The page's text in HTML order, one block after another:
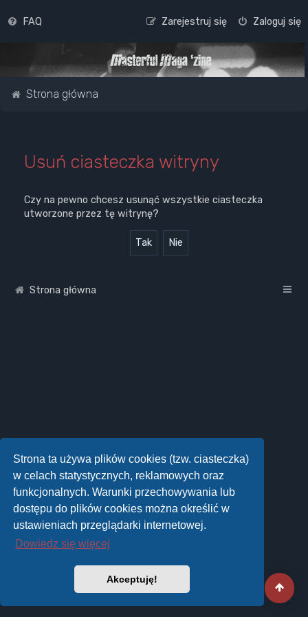
Strona ta używa plików cookies (tzw. ciasteczka)
w celach statystycznych, reklamowych oraz
funkcjonalnych. Warunki przechowywania lub
dostępu do plików cookies można określić w
ustawieniach przeglądarki internetowej.
Dowiedz się więcej
Akceptuję!
FAQ Zaloguj się
Zarejestruj się
Strona główna
Usuń ciasteczka witryny
Czy na pewno chcesz usunąć wszystkie ciasteczka
utworzone przez tę witrynę?
Strona główna